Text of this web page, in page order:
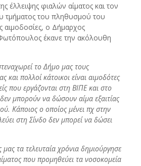
έλλειψης φιαλών αίματος και τον
τμήματος του πληθυσμού του
αιμοδοσίες, ο Δήμαρχος
έκανε την ακόλουθη
το Δήμο μας τους
και πολλοί κάτοικοι είναι αιμοδότες
που εργάζονται στη ΒΙΠΕ και στο
μπορούν να δώσουν αίμα εξαιτίας
Κάποιος ο οποίος μένει πχ στην
στη Σίνδο δεν μπορεί να δώσει
μας τα τελευταία χρόνια δημιούργησε
που προμηθεύει τα νοσοκομεία